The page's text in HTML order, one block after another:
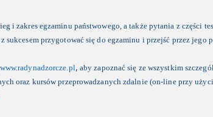
i zakres egzaminu państwowego, a także pytania z części
sukcesem przygotować się do egzaminu i przejść przez jego
www.radynadzorcze.pl, aby zapoznać się ze wszystkim
oraz kursów przeprowadzanych zdalnie (on-line przy